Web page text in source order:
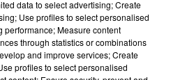
data to select advertising; Create
Use profiles to select personalised
Measure content
through statistics or combinations
and improve services; Create
profiles to select personalised